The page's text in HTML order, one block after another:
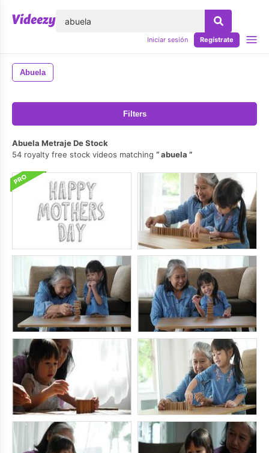
Iniciar sesión Regístrate
Abuela
Filters
Abuela Metraje De Stock
54 royalty free stock videos matching
abuela